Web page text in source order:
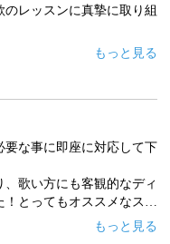
レッスンに真摯に取り組
を褒められることも多くな
もっと見る
要な事に即座に対応して下
歌い方にも客観的なディ
とってもオススメなスク
んな事を教えて頂きなが
もっと見る